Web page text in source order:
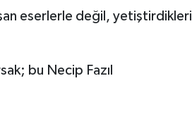
eserlerle değil, yetiştirdikleri
bu Necip Fazıl